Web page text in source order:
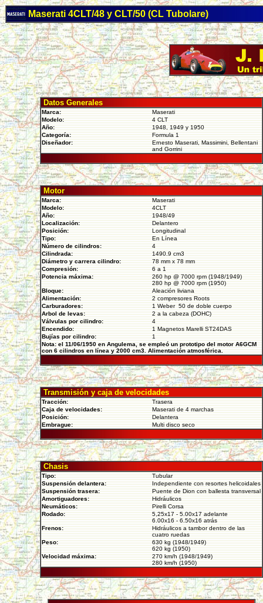
Maserati 4CLT/48 y CLT/50 (CL Tubolare)
Datos Generales
Marca:
Maserati
Modelo:
4 CLT
Año:
1948, 1949 y 1950
Categoría:
Formula 1
Diseñador:
Ernesto Maserati, Massimini, Bellentani
and Gorrini
Motor
Marca:
Maserati
Modelo:
4CLT
Año:
1948/49
Localización:
Delantero
Posición:
Longitudinal
Tipo:
En Línea
Número de cilindros:
4
Cilindrada:
1490.9 cm3
Diámetro y carrera cilindro:
78 mm x 78 mm
Compresión:
6 a 1
Potencia máxima:
260 hp @ 7000 rpm (1948/1949)
280 hp @ 7000 rpm (1950)
Bloque:
Aleación liviana
Alimentación:
2 compresores Roots
Carburadores:
1 Weber 50 de doble cuerpo
Arbol de levas:
2 a la cabeza (DOHC)
Válvulas por cilindro:
4
Encendido:
1 Magnetos Marelli ST24DAS
Bujías por cilindro:
1
Nota: el 11/06/1950 en Angulema, se empleó un prototipo del motor A6GCM
con 6 cilindros en línea y 2000 cm3. Alimentación atmosférica.
Transmisión y caja de velocidades
Tracción:
Trasera
Caja de velocidades:
Maserati de 4 marchas
Posición:
Delantera
Embrague:
Multi disco seco
Chasis
Tipo:
Tubular
Suspensión delantera:
Independiente con resortes helicoidales
Suspensión trasera:
Puente de Dion con ballesta transversal
Amortiguadores:
Hidráulicos
Neumáticos:
Pirelli Corsa
Rodado:
5,25x17 - 5.00x17 adelante
6.00x16 - 6.50x16 atrás
Frenos:
Hidráulicos a tambor dentro de las
cuatro ruedas
Peso:
630 kg (1948/1949)
620 kg (1950)
Velocidad máxima:
270 km/h (1948/1949)
280 km/h (1950)